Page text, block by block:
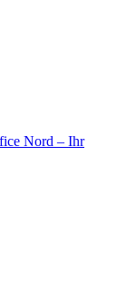
Nord – Ihr